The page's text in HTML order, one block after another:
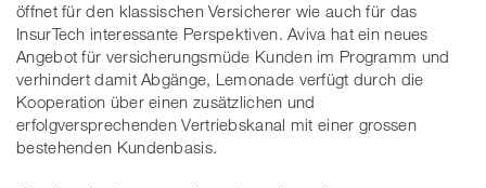
öffnet für den klassischen Versicherer wie auch für das
InsurTech interessante Perspektiven. Aviva hat ein neues
Angebot für versicherungsmüde Kunden im Programm und
verhindert damit Abgänge, Lemonade verfügt durch die
Kooperation über einen zusätzlichen und
erfolgversprechenden Vertriebskanal mit einer grossen
bestehenden Kundenbasis.